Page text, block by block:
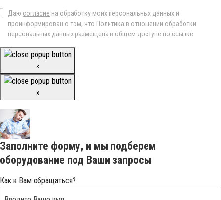
Даю согласие на обработку моих персональных данных и
проинформирован о том, что Политика в отношении обработки
персональных данных размещена в общем доступе по ссылке
×
×
Заполните форму, и мы подберем
оборудование под Ваши запросы
Как к Вам обращаться?